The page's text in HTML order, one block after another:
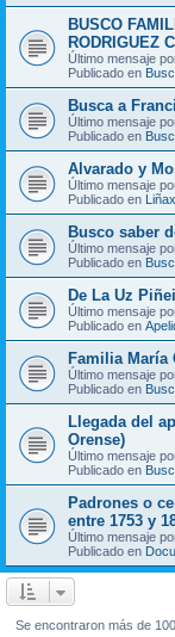
BUSCO
RODRIGUEZ
Último mensaje
Publicado en
Busca a
Último mensaje
Publicado en
Alvarado y
Último mensaje
Publicado en
Busco saber
Último mensaje
Publicado en
De La Uz
Último mensaje
Publicado en
Familia María
Último mensaje
Publicado en
Llegada del
Orense)
Último mensaje
Publicado en
Padrones o
entre 1753 y
Último mensaje
Publicado en
Se encontraron más de